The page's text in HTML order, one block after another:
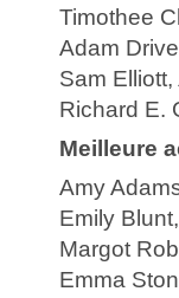
Timothee
Adam
Sam Elliott,
Richard E.
Meilleure
Amy
Emily Blunt,
Margot
Emma